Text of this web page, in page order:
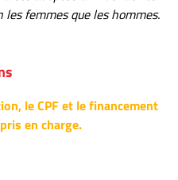
femmes que les hommes.
le CPF et le financement
en charge.